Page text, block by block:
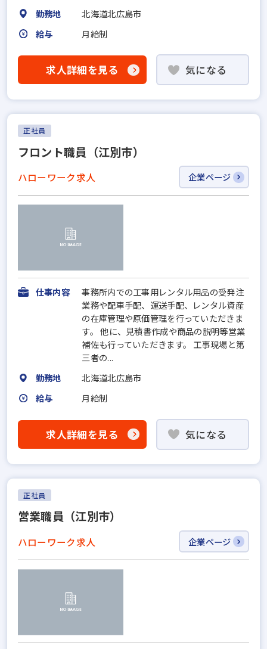
勤務地
北海道北広島市
給与
月給制
求人詳細を見る 気になる
正社員
フロント職員（江別市）
ハローワーク求人 企業ページ
仕事内容
事務所内での工事用レンタル用品の受発注
業務や配車手配、運送手配、レンタル資産
の在庫管理や原価管理を行っていただきま
す。 他に、見積書作成や商品の説明等営業
補佐も行っていただきます。 工事現場と第
三者の...
勤務地
北海道北広島市
給与
月給制
求人詳細を見る 気になる
正社員
営業職員（江別市）
ハローワーク求人 企業ページ